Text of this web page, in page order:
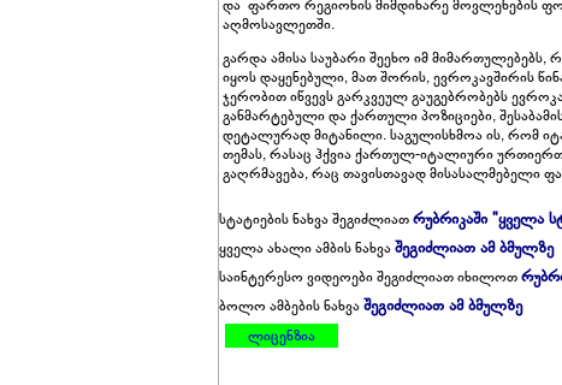
და ფართო რეგიონის მიმდინარე მოვლენების
აღმოსავლეთში.
გარდა ამისა საუბარი შეეხო იმ
იყოს დაყენებული, მათ შორის, ევროკავშირის
ჯერობით იწვევს გარკვეულ გაუგებრობებს
განმარტებული და ქართული პოზიციები,
დეტალურად მიტანილი. საგულისხმოა ის, რომ
თემას, რასაც ჰქვია ქართულ-იტალიური
გაღრმავება, რაც თავისთავად მისასალმებელი
სტატიების ნახვა შეგიძლიათრუბრიკაში "ყველა
ყველა ახალი ამბის ნახვაშეგიძლიათ ამ ბმულზე
საინტერესო ვიდეოები შეგიძლიათ იხილოთ
ბოლო ამბების ნახვაშეგიძლიათ ამ ბმულზე
ლიცენზია